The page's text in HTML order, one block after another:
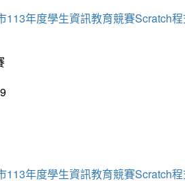
113年度學生資訊教育競賽Scratch
113年度學生資訊教育競賽Scratch